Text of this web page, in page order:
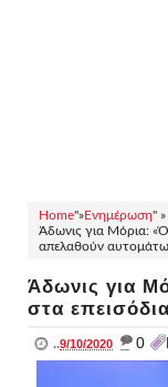
Home"»Ενημέρωση" »
Άδωνις για Μόρια:
απελαθούν
Άδωνις για
στα
..9/10/2020 _ 0